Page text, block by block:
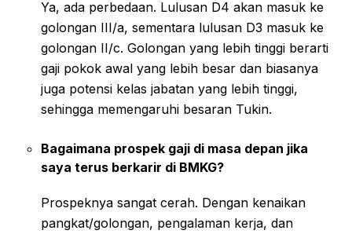
Ya, ada perbedaan. Lulusan D4 akan masuk ke
golongan III/a, sementara lulusan D3 masuk ke
golongan II/c. Golongan yang lebih tinggi berarti
gaji pokok awal yang lebih besar dan biasanya
juga potensi kelas jabatan yang lebih tinggi,
sehingga memengaruhi besaran Tukin.
Bagaimana prospek gaji di masa depan jika
saya terus berkarir di BMKG?
Prospeknya sangat cerah. Dengan kenaikan
pangkat/golongan, pengalaman kerja, dan